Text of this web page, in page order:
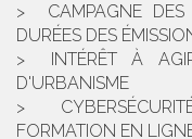
CAMPAGNE
DURÉES DES
INTÉRÊT À
D'URBANISME
FORMATION EN